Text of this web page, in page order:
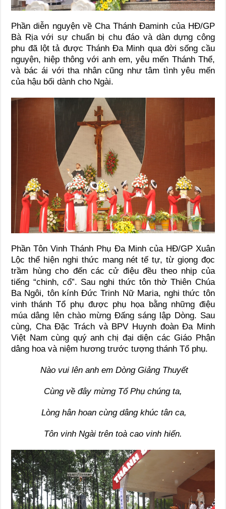
Phần diễn nguyện về Cha Thánh Đaminh của HĐ/GP
Bà Rịa với sự chuẩn bị chu đáo và dàn dựng công
phu đã lột tả được Thánh Đa Minh qua đời sống cầu
nguyện, hiệp thông với anh em, yêu mến Thánh Thể,
và bác ái với tha nhân cũng như tâm tình yêu mến
của hậu bối dành cho Ngài.
Phần Tôn Vinh Thánh Phụ Đa Minh của HĐ/GP Xuân
Lộc thể hiện nghi thức mang nét tế tự, từ giọng đọc
trầm hùng cho đến các cử điệu đều theo nhịp của
tiếng “chinh, cổ”. Sau nghi thức tôn thờ Thiên Chúa
Ba Ngôi, tôn kính Đức Trinh Nữ Maria, nghi thức tôn
vinh thánh Tổ phụ được phụ họa bằng những điệu
múa dâng lên chào mừng Đấng sáng lập Dòng. Sau
cùng, Cha Đặc Trách và BPV Huynh đoàn Đa Minh
Việt Nam cùng quý anh chị đại diện các Giáo Phận
dâng hoa và niệm hương trước tượng thánh Tổ phụ.
Nào vui lên anh em Dòng Giảng Thuyết
Cùng về đây mừng Tổ Phụ chúng ta,
Lòng hân hoan cùng dâng khúc tân ca,
Tôn vinh Ngài trên toà cao vinh hiển.